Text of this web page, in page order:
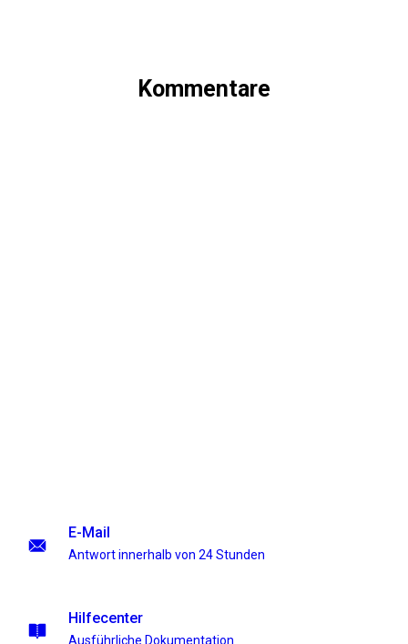
Kommentare
E-Mail
Antwort innerhalb von 24 Stunden
Hilfecenter
Ausführliche Dokumentation